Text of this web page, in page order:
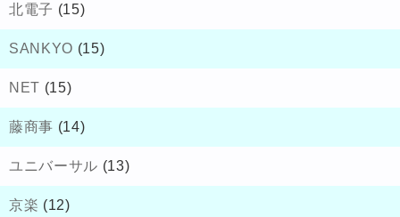
北電子 (15)
SANKYO (15)
NET (15)
藤商事 (14)
ユニバーサル (13)
京楽 (12)